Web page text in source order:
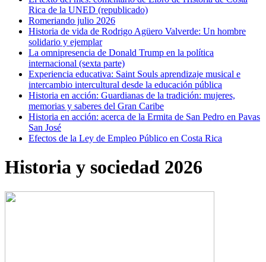
Rica de la UNED (republicado)
Romeriando julio 2026
Historia de vida de Rodrigo Agüero Valverde: Un hombre
solidario y ejemplar
La omnipresencia de Donald Trump en la política
internacional (sexta parte)
Experiencia educativa: Saint Souls aprendizaje musical e
intercambio intercultural desde la educación pública
Historia en acción: Guardianas de la tradición: mujeres,
memorias y saberes del Gran Caribe
Historia en acción: acerca de la Ermita de San Pedro en Pavas
San José
Efectos de la Ley de Empleo Público en Costa Rica
Historia y sociedad 2026